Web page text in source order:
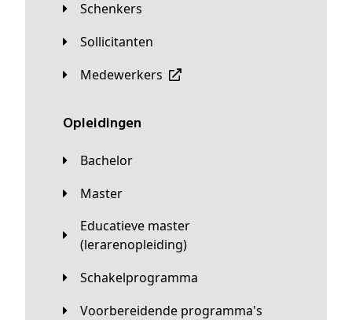
Schenkers
Sollicitanten
Medewerkers
Opleidingen
Bachelor
Master
Educatieve master
(lerarenopleiding)
Schakelprogramma
Voorbereidende programma's